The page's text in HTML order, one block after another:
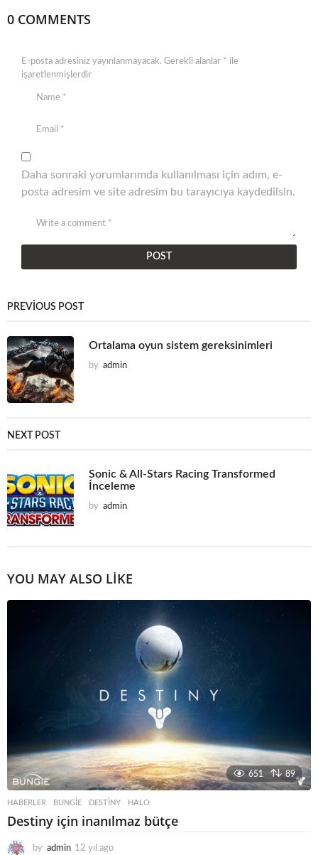
0 COMMENTS
E-posta adresiniz yayınlanmayacak. Gerekli alanlar * ile
işaretlenmişlerdir
Daha sonraki yorumlarımda kullanılması için adım, e-
posta adresim ve site adresim bu tarayıcıya kaydedilsin.
PREVIOUS POST
Ortalama oyun sistem gereksinimleri
by admin
NEXT POST
Sonic & All-Stars Racing Transformed
İnceleme
by admin
YOU MAY ALSO LIKE
651 89
HABERLER BUNGIE ,DESTINY ,HALO
Destiny için inanılmaz bütçe
by admin 12 yıl ago